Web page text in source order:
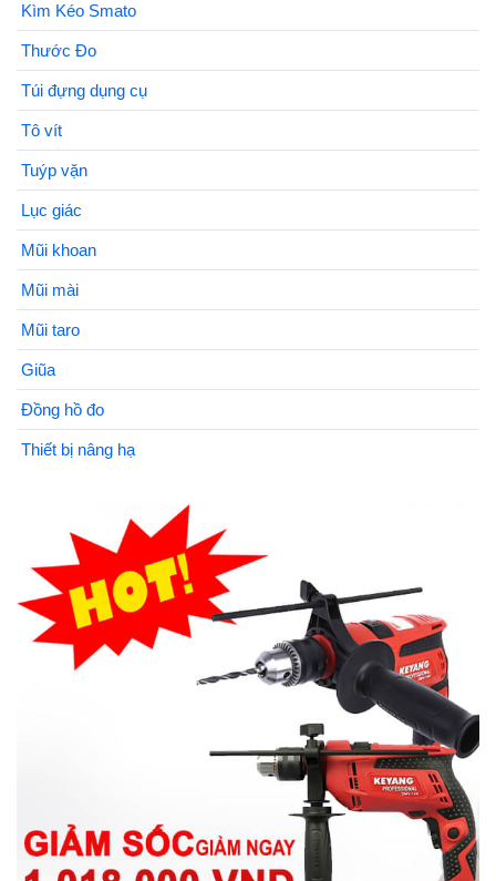
Kìm Kéo Smato
Thước Đo
Túi đựng dụng cụ
Tô vít
Tuýp vặn
Lục giác
Mũi khoan
Mũi mài
Mũi taro
Giũa
Đồng hồ đo
Thiết bị nâng hạ